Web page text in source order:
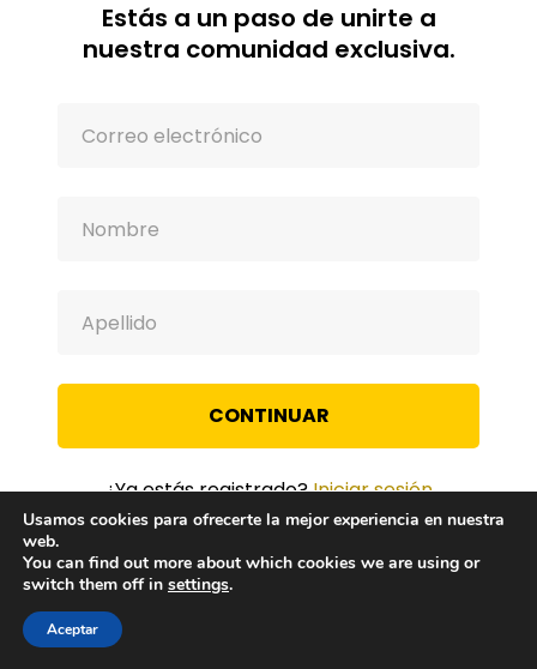
Estás a un paso de unirte a
nuestra comunidad exclusiva.
CONTINUAR
¿Ya estás registrado?Iniciar sesión
Usamos cookies para ofrecerte la mejor experiencia en nuestra
web.
You can find out more about which cookies we are using or
switch them off in settings.
Aceptar